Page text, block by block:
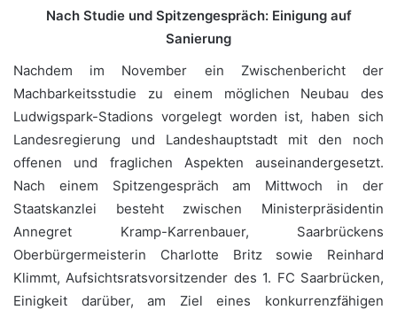
Nach Studie und Spitzengespräch: Einigung auf
Sanierung
Nachdem im November ein Zwischenbericht der
Machbarkeitsstudie zu einem möglichen Neubau des
Ludwigspark-Stadions vorgelegt worden ist, haben sich
Landesregierung und Landeshauptstadt mit den noch
offenen und fraglichen Aspekten auseinandergesetzt.
Nach einem Spitzengespräch am Mittwoch in der
Staatskanzlei besteht zwischen Ministerpräsidentin
Annegret Kramp-Karrenbauer, Saarbrückens
Oberbürgermeisterin Charlotte Britz sowie Reinhard
Klimmt, Aufsichtsratsvorsitzender des 1. FC Saarbrücken,
Einigkeit darüber, am Ziel eines konkurrenzfähigen